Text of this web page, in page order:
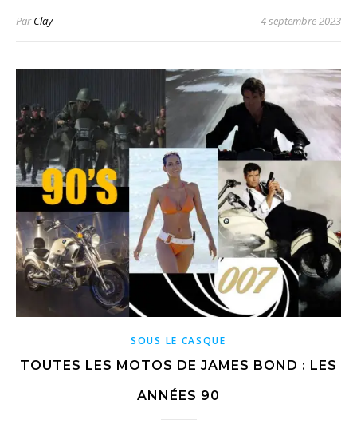
ParClay 4 septembre 2023
SOUS LE CASQUE
TOUTES LES MOTOS DE JAMES BOND : LES
ANNÉES 90